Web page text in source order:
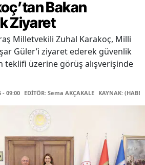
Bakan
Ziyaret
Milletvekili Zuhal Karakoç, Milli
Güler’i ziyaret ederek güvenlik
teklifi üzerine görüş alışverişinde
- 09:00 EDİTÖR: Sema AKÇAKALE KAYNAK: